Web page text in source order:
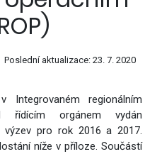
Poslední aktualizace: 23. 7. 2020
regionálním
řídícím orgánem vydán
výzev pro rok 2016 a 2017.
níže v příloze. Součástí